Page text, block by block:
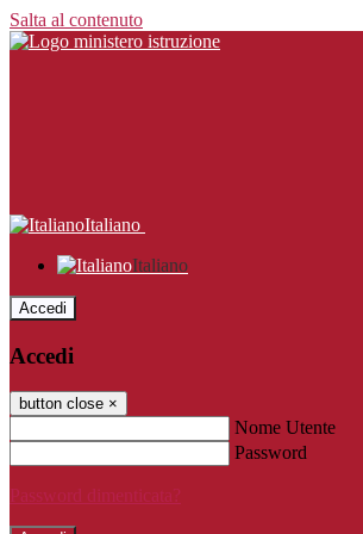
Salta al contenuto
Italiano
Italiano
Accedi
Accedi
button close ×
Nome Utente
Password
Password dimenticata?